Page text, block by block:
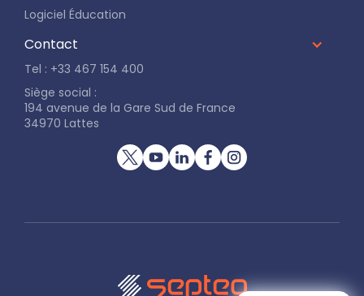
Logiciel Éducation
Contact
Tel : +33 467 154 400
Siège social :
194 avenue de la Gare Sud de France
34970 Lattes